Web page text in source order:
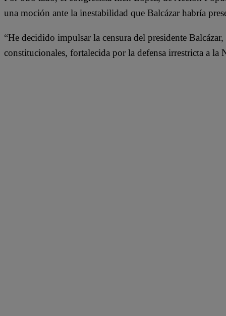
una moción ante la inestabilidad que Balcázar habría
“He decidido impulsar la censura del presidente
constitucionales, fortalecida por la defensa irrestricta a